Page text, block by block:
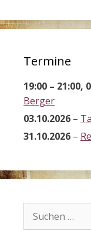
Termine
19:00 – 21:00,
Berger
03.10.2026 –
31.10.2026 –
nach: